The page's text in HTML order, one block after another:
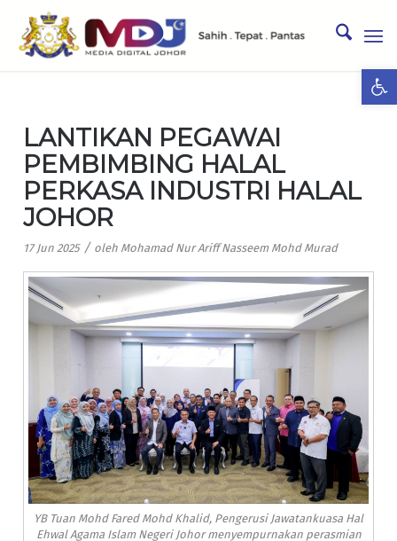
LANTIKAN PEGAWAI
PEMBIMBING HALAL
PERKASA INDUSTRI HALAL
JOHOR
17 Jun 2025 / oleh Mohamad Nur Ariff Nasseem Mohd Murad
YB Tuan Mohd Fared Mohd Khalid, Pengerusi Jawatankuasa Hal
Ehwal Agama Islam Negeri Johor menyempurnakan perasmian